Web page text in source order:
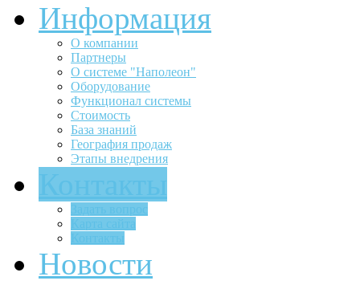
Информация
О компании
Партнеры
О системе "Наполеон"
Оборудование
Функционал системы
Стоимость
База знаний
География продаж
Этапы внедрения
Новости